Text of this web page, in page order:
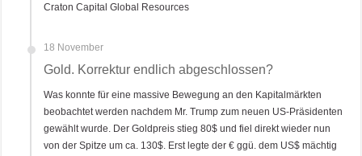
Craton Capital Global Resources
18 November
Gold. Korrektur endlich abgeschlossen?
Was konnte für eine massive Bewegung an den Kapitalmärkten
beobachtet werden nachdem Mr. Trump zum neuen US-Präsidenten
gewählt wurde. Der Goldpreis stieg 80$ und fiel direkt wieder nun
von der Spitze um ca. 130$. Erst legte der € ggü. dem US$ mächtig